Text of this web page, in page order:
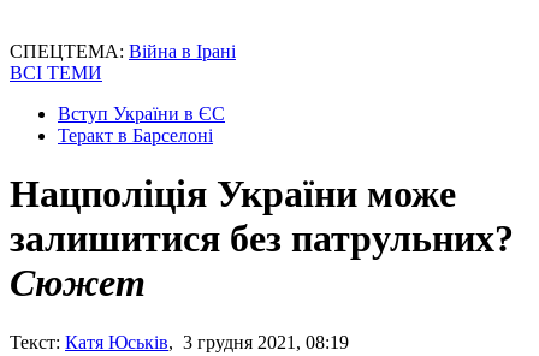
СПЕЦТЕМА: Війна в Ірані
ВСІ ТЕМИ
Вступ України в ЄС
Теракт в Барселоні
Нацполіція України може
залишитися без патрульних?
Сюжет
Текст: Катя Юськів, 3 грудня 2021, 08:19